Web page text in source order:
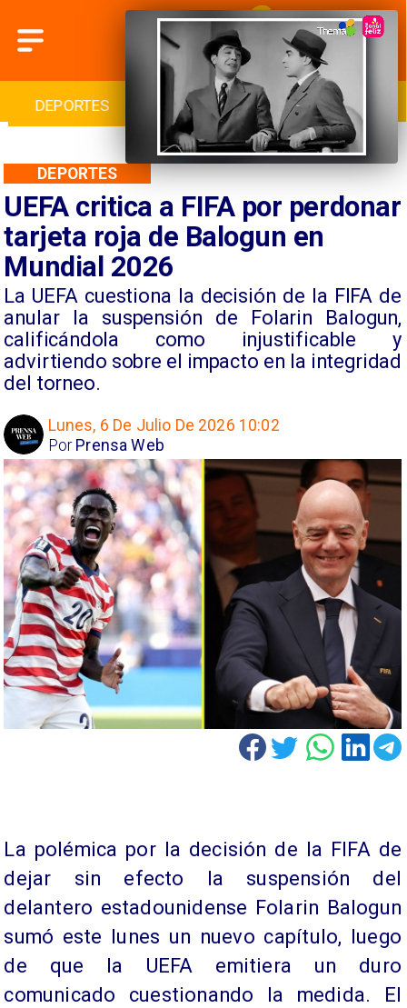
DEPORTES CULTURA TURISMO
UEFA critica a FIFA por perdonar
tarjeta roja de Balogun en
Mundial 2026
La UEFA cuestiona la decisión de la FIFA de
anular la suspensión de Folarin Balogun,
calificándola como injustificable y
advirtiendo sobre el impacto en la integridad
del torneo.
DEPORTES
Lunes, 6 De Julio De 2026 10:02
Prensa Web
Por
La polémica por la decisión de la FIFA de
dejar sin efecto la suspensión del
delantero estadounidense Folarin Balogun
sumó este lunes un nuevo capítulo, luego
de que la UEFA emitiera un duro
comunicado cuestionando la medida. El